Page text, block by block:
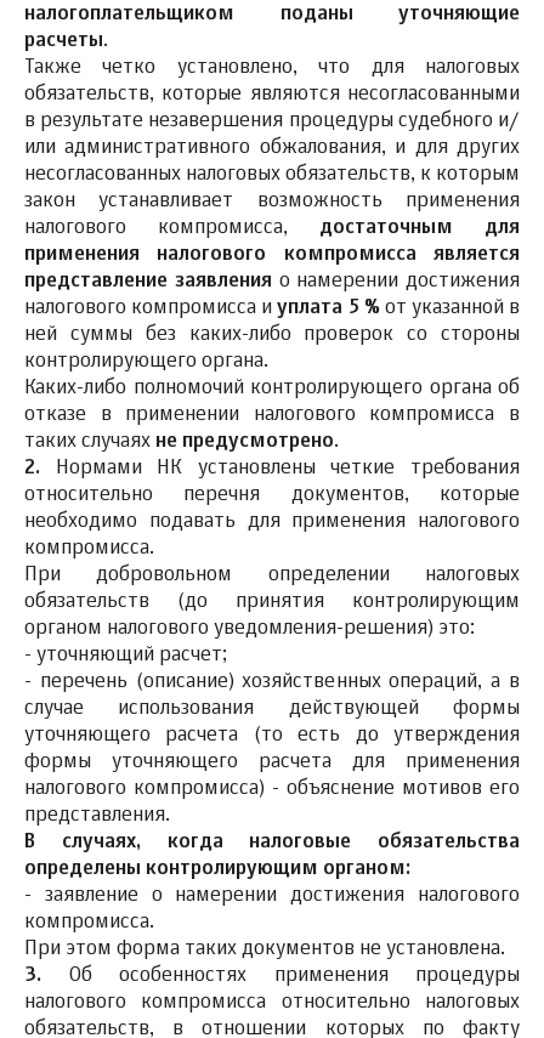
налогоплательщиком поданы уточняющие
расчеты.
Также четко установлено, что для налоговых
обязательств, которые являются несогласованными
в результате незавершения процедуры судебного и/
или административного обжалования, и для других
несогласованных налоговых обязательств, к которым
закон устанавливает возможность применения
налогового компромисса, достаточным для
применения налогового компромисса является
представление заявления о намерении достижения
налогового компромисса иуплата 5 %от указанной в
ней суммы без каких-либо проверок со стороны
контролирующего органа.
Каких-либо полномочий контролирующего органа об
отказе в применении налогового компромисса в
таких случаях не предусмотрено.
2. Нормами НК установлены четкие требования
относительно перечня документов, которые
необходимо подавать для применения налогового
компромисса.
При добровольном определении налоговых
обязательств (до принятия контролирующим
органом налогового уведомления-решения) это:
- уточняющий расчет;
- перечень (описание) хозяйственных операций, а в
случае использования действующей формы
уточняющего расчета (то есть до утверждения
формы уточняющего расчета для применения
налогового компромисса) - объяснение мотивов его
представления.
В случаях, когда налоговые обязательства
определены контролирующим органом:
- заявление о намерении достижения налогового
компромисса.
При этом форма таких документов не установлена.
3. Об особенностях применения процедуры
налогового компромисса относительно налоговых
обязательств, в отношении которых по факту